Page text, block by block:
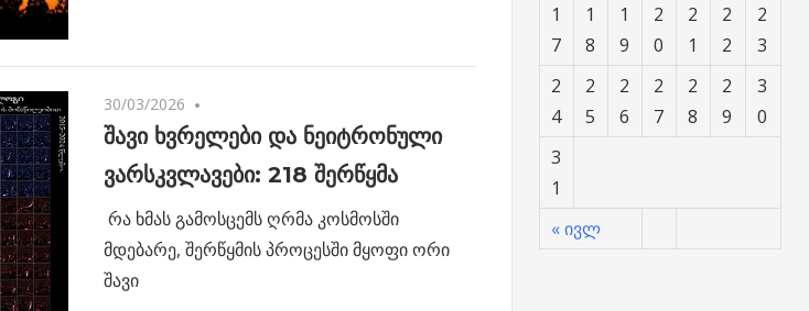
30/03/2026
შავი ხვრელები და ნეიტრონული
ვარსკვლავები: 218 შერწყმა
რა ხმას გამოსცემს ღრმა კოსმოსში
მდებარე, შერწყმის პროცესში მყოფი ორი
შავი
« ივლ
1
7
1
8
1
9
2
0
2
1
2
2
2
3
2
4
2
5
2
6
2
7
2
8
2
9
3
0
3
1